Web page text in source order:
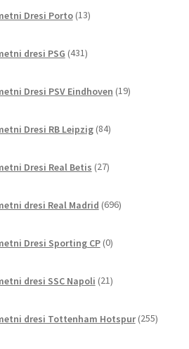
Dresi Porto 13izdelkov
dresi PSG 431izdelkov
Dresi PSV Eindhoven 19izdelkov
Dresi RB Leipzig 84izdelkov
Dresi Real Betis 27izdelkov
dresi Real Madrid 696izdelkov
Dresi Sporting CP 0izdelkov
dresi SSC Napoli 21izdelkov
dresi Tottenham Hotspur 255